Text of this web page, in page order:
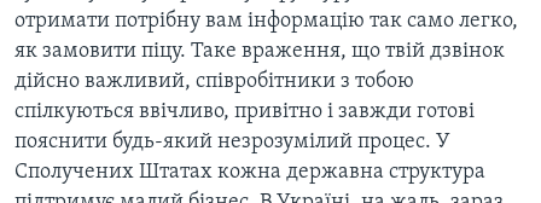
отримати потрібну вам інформацію так само легко,
як замовити піцу. Таке враження, що твій дзвінок
дійсно важливий, співробітники з тобою
спілкуються ввічливо, привітно і завжди готові
пояснити будь-який незрозумілий процес. У
Сполучених Штатах кожна державна структура